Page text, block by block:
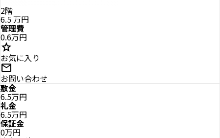
2階
6.5万円
管理費
0.6万円
star
お気に入り
mail
お問い合わせ
敷金
6.5万円
礼金
6.5万円
保証金
0万円